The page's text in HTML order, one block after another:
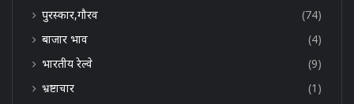
पुरस्कार,गौरव
(74)
बाजार भाव
(4)
भारतीय रेल्वे
(9)
भ्रष्टाचार
(1)